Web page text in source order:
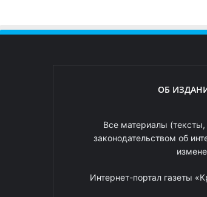
ОБ
Все материалы (тексты,
законодательством об
Интернет-портал газеты